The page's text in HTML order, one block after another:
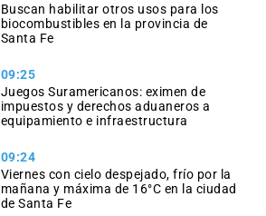
Buscan habilitar otros usos para los
biocombustibles en la provincia de
Santa Fe
09:25
Juegos Suramericanos: eximen de
impuestos y derechos aduaneros a
equipamiento e infraestructura
09:24
Viernes con cielo despejado, frío por la
mañana y máxima de 16°C en la ciudad
de Santa Fe